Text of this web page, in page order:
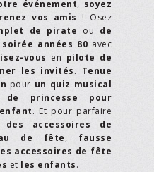
événement, soyez
vos amis ! Osez
de pirate ou de
années 80 avec
vous en pilote de
les invités. Tenue
pour un quiz musical
princesse pour
. Et pour parfaire
accessoires de
de fête, fausse
accessoires de fête
et les enfants.